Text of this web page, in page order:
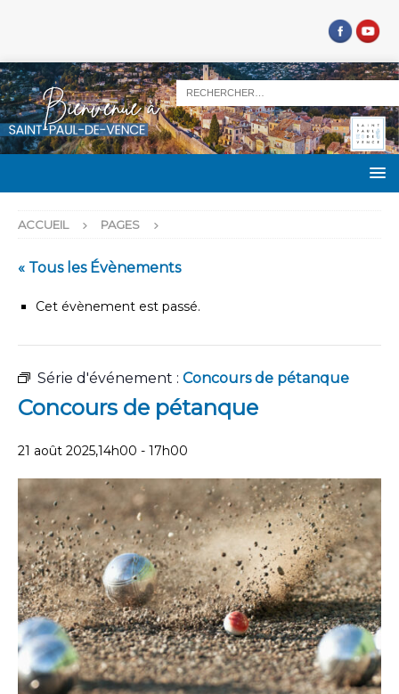
ACCUEIL PAGES
« Tous les Évènements
Cet évènement est passé.
Série d'événement : Concours de pétanque
Concours de pétanque
21 août 2025,14h00 - 17h00